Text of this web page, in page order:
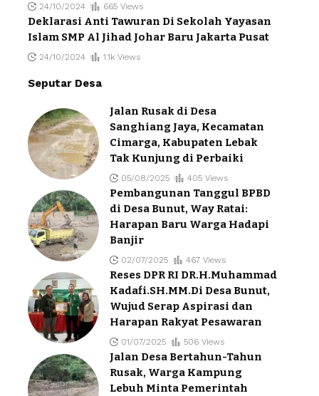
24/10/2024 665 Views
Deklarasi Anti Tawuran Di Sekolah Yayasan
Islam SMP Al Jihad Johar Baru Jakarta Pusat
24/10/2024 1.1k Views
Seputar Desa
Jalan Rusak di Desa
Sanghiang Jaya, Kecamatan
Cimarga, Kabupaten Lebak
Tak Kunjung di Perbaiki
05/08/2025 405 Views
Pembangunan Tanggul BPBD
di Desa Bunut, Way Ratai:
Harapan Baru Warga Hadapi
Banjir
02/07/2025 467 Views
Reses DPR RI DR.H.Muhammad
Kadafi.SH.MM.Di Desa Bunut,
Wujud Serap Aspirasi dan
Harapan Rakyat Pesawaran
01/07/2025 506 Views
Jalan Desa Bertahun-Tahun
Rusak, Warga Kampung
Lebuh Minta Pemerintah